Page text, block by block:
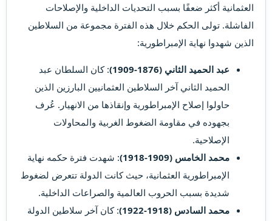
العثمانية أكثر ضعفًا بسبب التحديات الداخلية والإصلاحات
الفاشلة. تولى الحكم خلال هذه الفترة مجموعة من السلاطين
الذين شهدوا نهاية الإمبراطورية:
عبد الحميد الثاني (1876-1909)
: كان السلطان عبد
الحميد الثاني آخر السلاطين العثمانيين البارزين الذين
حاولوا إصلاح الإمبراطورية وإنقاذها من الانهيار. عُرف
بجهوده في مقاومة الضغوط الغربية والمحاولات
الإصلاحية.
محمد الخامس (1909-1918)
: شهدت فترة حكمه نهاية
الإمبراطورية العثمانية، حيث كانت الدولة تتعرض لضغوط
شديدة بسبب الحروب العالمية والصراعات الداخلية.
محمد السادس (1918-1922)
: كان آخر سلاطين الدولة